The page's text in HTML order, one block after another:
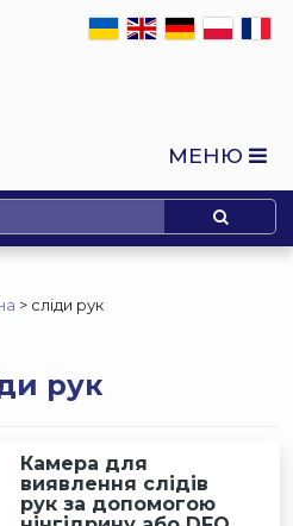
МЕНЮ
> сліди рук
рук
Камера для
виявлення слідів
рук за допомогою